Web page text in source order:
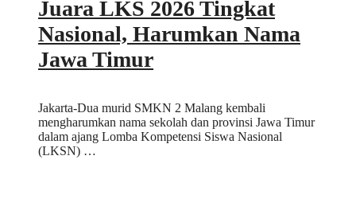
Juara LKS 2026 Tingkat
Nasional, Harumkan Nama
Jawa Timur
Jakarta-Dua murid SMKN 2 Malang kembali
mengharumkan nama sekolah dan provinsi Jawa Timur
dalam ajang Lomba Kompetensi Siswa Nasional
(LKSN) …